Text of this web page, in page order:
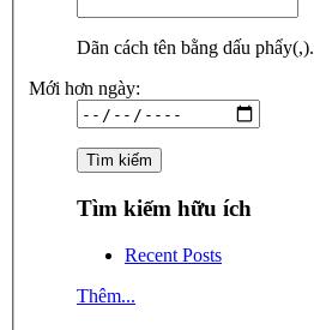
Dãn cách tên bằng dấu phẩy(,).
Mới hơn ngày:
Tìm kiếm hữu ích
Recent Posts
Thêm...